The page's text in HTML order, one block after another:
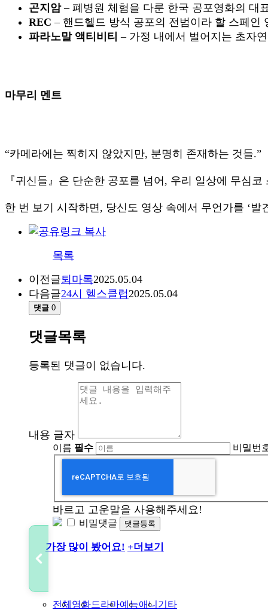
곤지암– 폐병원 체험을 다룬 한국 공포영화의 대
REC – 핸드헬드 방식 공포의 전범이라 할 스페인
파라노말 액티비티 – 가정 내에서 벌어지는 초자
마무리 멘트
“카메라에는 찍히지 않았지만, 분명히 존재하는 것들.”
『귀신들』은 단순한 공포를 넘어, 우리 일상에 무심
한 번 보기 시작하면, 당신도 영상 속에서 무언가를 ‘발
목록
이전글퇴마록2025.05.04
다음글24시 헬스클럽2025.05.04
댓글 0
댓글목록
등록된 댓글이 없습니다.
내용 글자
이름 필수 비밀번
바르고 고운말을 사용해주세요!
비밀댓글 댓글등록
가장 많이 봤어요! +더보기
동궁
전체 영화드라마예능애니 기타